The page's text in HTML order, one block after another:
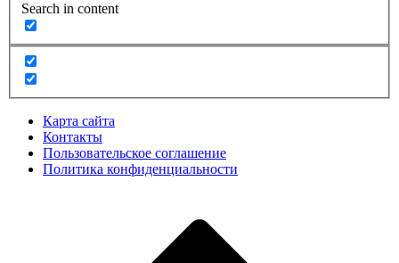
Search in content
Карта сайта
Контакты
Пользовательское соглашение
Политика конфиденциальности